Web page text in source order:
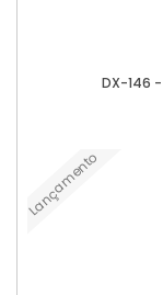
DX-146
Lançamento